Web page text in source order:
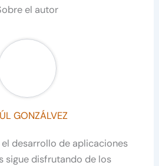
el autor
GONZÁLVEZ
desarrollo de aplicaciones
sigue disfrutando de los